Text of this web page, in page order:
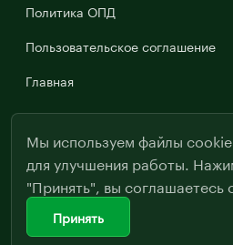
Политика ОПД
Пользовательское соглашение
Главная
Мы используем файлы
для улучшения работы.
"Принять", вы соглашаетесь
Принять